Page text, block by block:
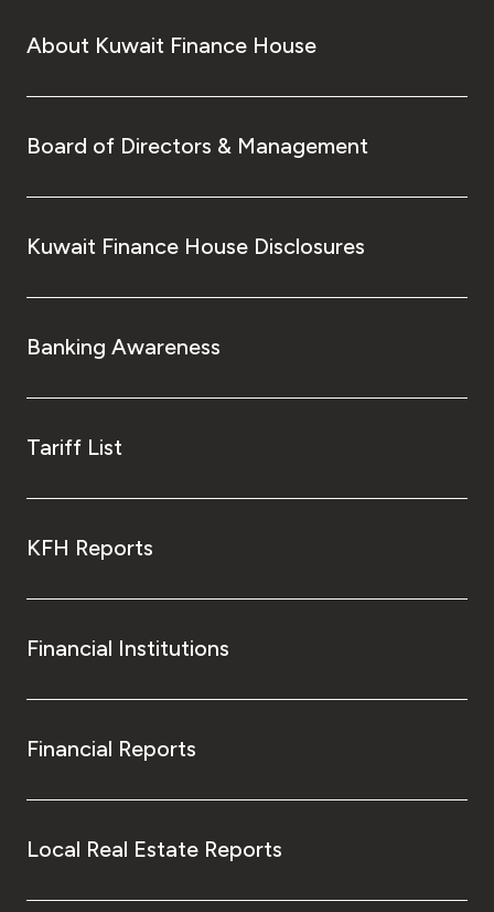
About Kuwait Finance House
Board of Directors & Management
Kuwait Finance House Disclosures
Banking Awareness
Tariff List
KFH Reports
Financial Institutions
Financial Reports
Local Real Estate Reports